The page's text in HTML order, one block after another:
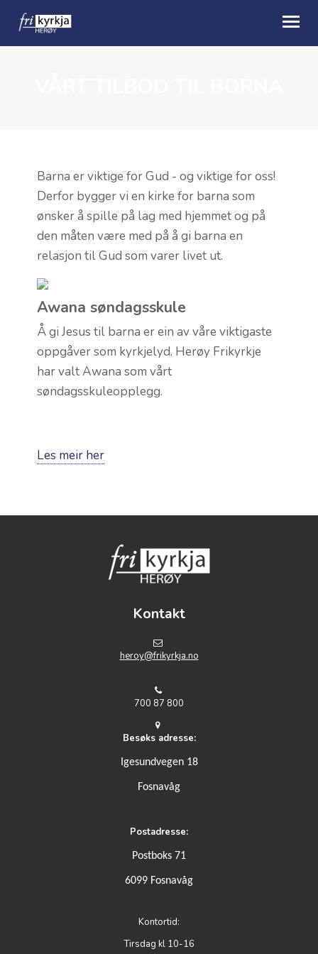
TALER
BLI GJEVAR
ENGLISH
Barna er viktige for Gud - og viktige for oss!
Derfor bygger vi en kirke for barna som
ønsker å spille på lag med hjemmet og på
den måten være med på å gi barna en
relasjon til Gud som varer livet ut.
Awana søndagsskule
Å gi Jesus til barna er ein av våre viktigaste
oppgåver som kyrkjelyd. Herøy Frikyrkje
har valt Awana som vårt
søndagsskuleopplegg.
Les meir her
Kontakt
heroy@frikyrkja.no
700 87 800
Besøks adresse:
Igesundvegen 18
Fosnavåg
Postadresse:
Postboks 71
6099 Fosnavåg
Kontortid:
Tirsdag kl 10-16